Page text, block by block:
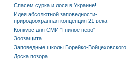
Спасем сурка и лося в Украине!
Идея абсолютной заповедности-
природоохранная концепция 21 века
Конкурс для СМИ "Гнилое перо"
Зоозащита
Заповедные школы Борейко-Войцеховского
Доска позора